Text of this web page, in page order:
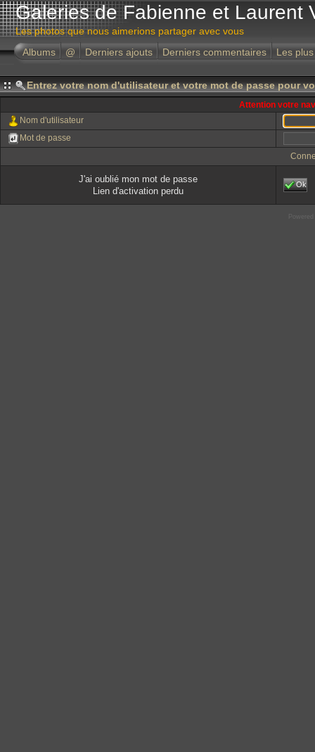
Galeries de Fabienne et Laurent
Les photos que nous aimerions partager avec vous
Albums
@ Derniers ajouts Derniers commentaires Les
Entrez votre nom d'utilisateur et votre mot de passe pour
Attention votre
Nom d'utilisateur
Mot de passe
J'ai oublié mon mot de passe
Lien d'activation perdu
Ok